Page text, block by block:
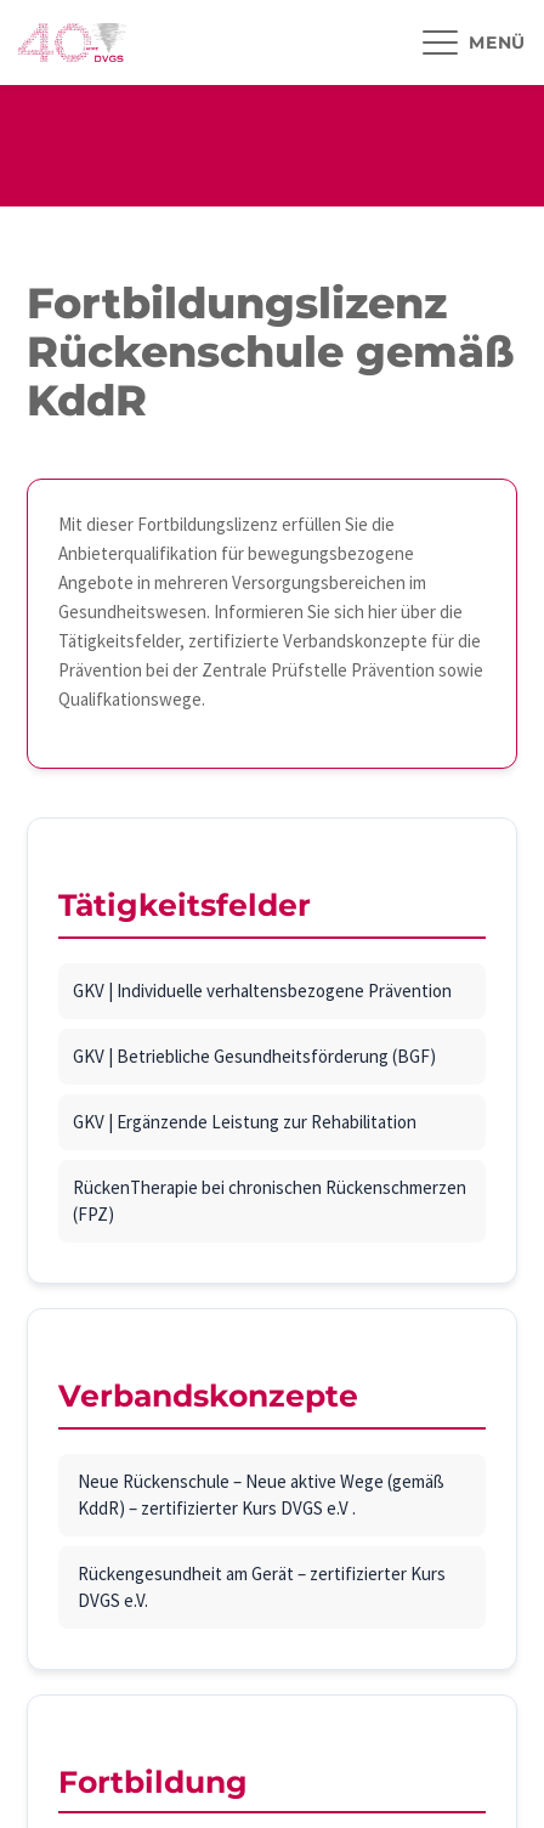
Fortbildungslizenz
Rückenschule gemäß
KddR
Mit dieser Fortbildungslizenz erfüllen Sie die
Anbieterqualifikation für bewegungsbezogene
Angebote in mehreren Versorgungsbereichen im
Gesundheitswesen. Informieren Sie sich hier über die
Tätigkeitsfelder, zertifizierte Verbandskonzepte für die
Prävention bei der Zentrale Prüfstelle Prävention sowie
Qualifkationswege.
Tätigkeitsfelder
GKV | Individuelle verhaltensbezogene Prävention
GKV | Betriebliche Gesundheitsförderung (BGF)
GKV | Ergänzende Leistung zur Rehabilitation
RückenTherapie bei chronischen Rückenschmerzen
(FPZ)
Verbandskonzepte
Neue Rückenschule – Neue aktive Wege (gemäß
KddR) – zertifizierter Kurs DVGS e.V .
Rückengesundheit am Gerät – zertifizierter Kurs
DVGS e.V.
Fortbildung
MENÜ